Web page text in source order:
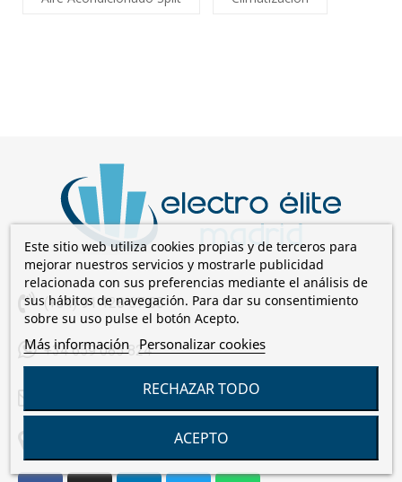
(+34) 91 128 67 00
+34 659 085 824
comercial@electroelite.es
C/Laguna de Cameros, 7 28021 Madrid
Este sitio web utiliza cookies propias y de terceros para
mejorar nuestros servicios y mostrarle publicidad
relacionada con sus preferencias mediante el análisis de
sus hábitos de navegación. Para dar su consentimiento
sobre su uso pulse el botón Acepto.
Más información Personalizar cookies
RECHAZAR TODO
ACEPTO